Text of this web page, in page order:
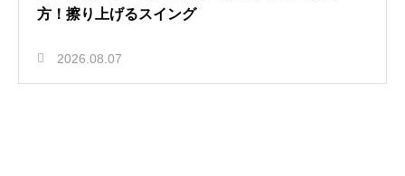
方！擦り上げるスイング
2026.08.07